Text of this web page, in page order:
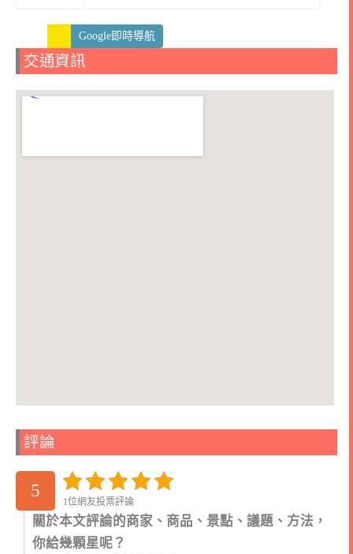
Google即時導航
交通資訊
評論
5
1位網友投票評論
關於本文評論的商家、商品、景點、議題、方法，
你給幾顆星呢？